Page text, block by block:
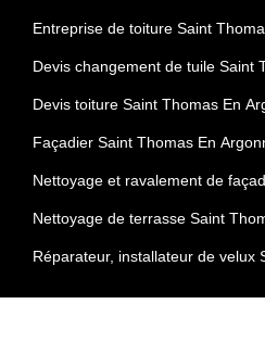
Entreprise de toiture Saint
Devis changement de tuile Saint
Devis toiture Saint Thomas En
Façadier Saint Thomas En
Nettoyage et ravalement de
Nettoyage de terrasse Saint
Réparateur, installateur de velux